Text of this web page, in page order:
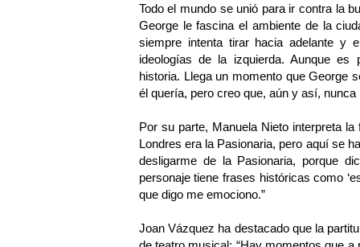
Todo el mundo se unió para ir contra la
George le fascina el ambiente de la
siempre intenta tirar hacia adelante y
ideologías de la izquierda. Aunque es
historia. Llega un momento que George
él quería, pero creo que, aún y así, nunca
Por su parte, Manuela Nieto interpreta
Londres era la Pasionaria, pero aquí se
desligarme de la Pasionaria, porque
personaje tiene frases históricas como
que digo me emociono.”
Joan Vázquez ha destacado que la